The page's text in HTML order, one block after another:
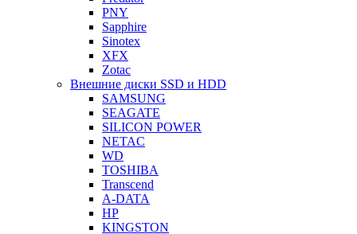
PNY
Sapphire
Sinotex
XFX
Zotac
Внешние диски SSD и HDD
SAMSUNG
SEAGATE
SILICON POWER
NETAC
WD
TOSHIBA
Transcend
A-DATA
HP
KINGSTON